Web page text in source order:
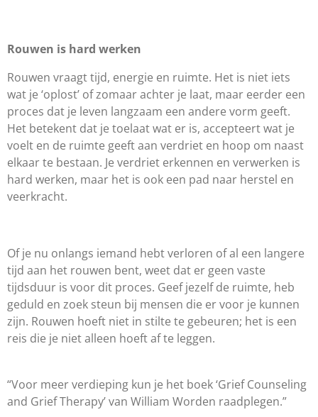
Rouwen is hard werken
Rouwen vraagt tijd, energie en ruimte. Het is niet iets
wat je ‘oplost’ of zomaar achter je laat, maar eerder een
proces dat je leven langzaam een andere vorm geeft.
Het betekent dat je toelaat wat er is, accepteert wat je
voelt en de ruimte geeft aan verdriet en hoop om naast
elkaar te bestaan. Je verdriet erkennen en verwerken is
hard werken, maar het is ook een pad naar herstel en
veerkracht.
Of je nu onlangs iemand hebt verloren of al een langere
tijd aan het rouwen bent, weet dat er geen vaste
tijdsduur is voor dit proces. Geef jezelf de ruimte, heb
geduld en zoek steun bij mensen die er voor je kunnen
zijn. Rouwen hoeft niet in stilte te gebeuren; het is een
reis die je niet alleen hoeft af te leggen.
“Voor meer verdieping kun je het boek ‘Grief Counseling
and Grief Therapy’ van William Worden raadplegen.”